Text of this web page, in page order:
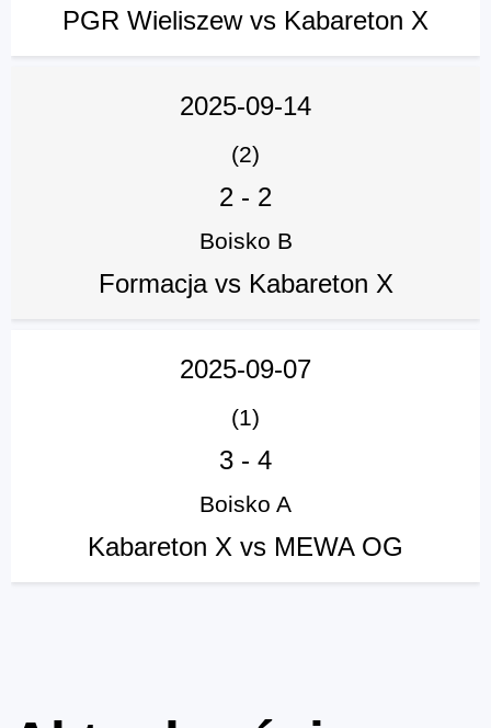
PGR Wieliszew vs Kabareton X
2025-09-14
(2)
2 - 2
Boisko B
Formacja vs Kabareton X
2025-09-07
(1)
3 - 4
Boisko A
Kabareton X vs MEWA OG